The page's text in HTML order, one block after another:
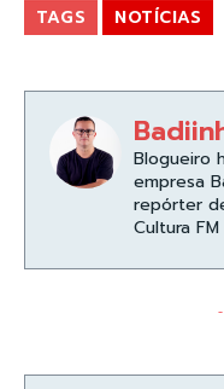
TAGS NOTÍCIAS
Blogueiro
empresa
repórter
Cultura